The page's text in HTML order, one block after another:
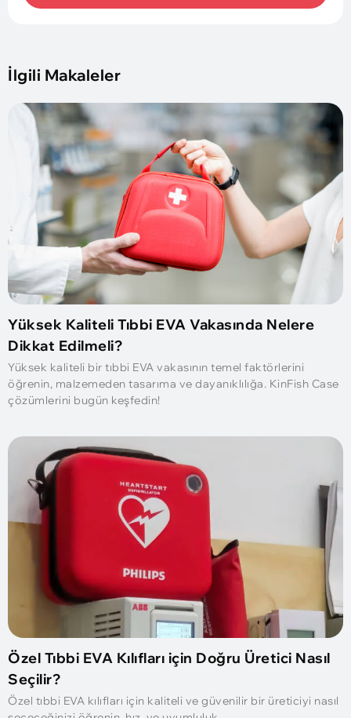
İlgili Makaleler
Yüksek Kaliteli Tıbbi EVA Vakasında Nelere
Dikkat Edilmeli?
Yüksek kaliteli bir tıbbi EVA vakasının temel faktörlerini
öğrenin, malzemeden tasarıma ve dayanıklılığa. KinFish Case
çözümlerini bugün keşfedin!
Özel Tıbbi EVA Kılıfları için Doğru Üretici Nasıl
Seçilir?
Özel tıbbi EVA kılıfları için kaliteli ve güvenilir bir üreticiyi nasıl